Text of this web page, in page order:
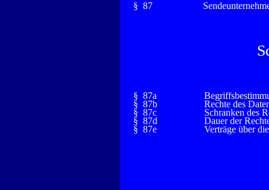
§ 87
§ 87a
§ 87b
Rechte des
§ 87c
Schranken des
§ 87d
Dauer der
§ 87e
Verträge über